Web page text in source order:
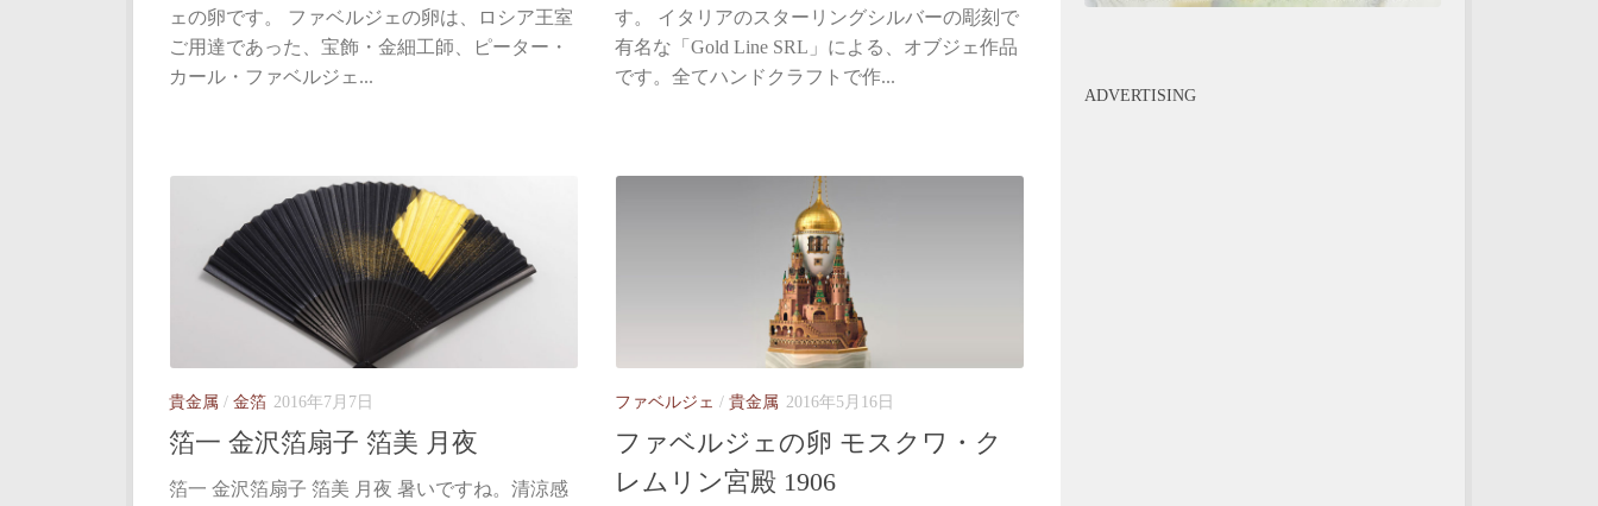
ェの卵です。 ファベルジェの卵は、ロシア王室
ご用達であった、宝飾・金細工師、ピーター・
カール・ファベルジェ...
す。 イタリアのスターリングシルバーの彫刻で
有名な「Gold Line SRL」による、オブジェ作品
です。全てハンドクラフトで作...
貴金属 / 金箔 2016年7月7日
箔一 金沢箔扇子 箔美 月夜
箔一 金沢箔扇子 箔美 月夜 暑いですね。清涼感
ファベルジェ / 貴金属 2016年5月16日
ファベルジェの卵 モスクワ・ク
レムリン宮殿 1906
ADVERTISING